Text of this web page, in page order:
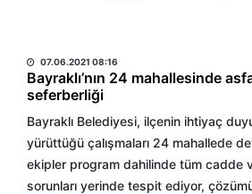
07.06.2021 08:16
Bayraklı’nın 24 mahallesinde
seferberliği
Bayraklı Belediyesi, ilçenin ihtiyaç
yürüttüğü çalışmaları 24 mahallede
ekipler program dahilinde tüm cadde
sorunları yerinde tespit ediyor,